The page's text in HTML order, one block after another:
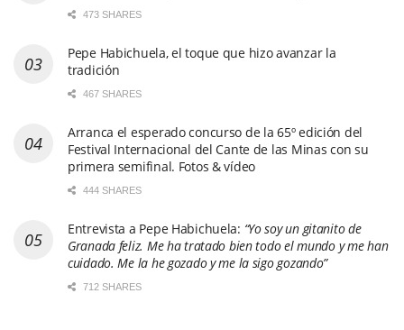
473 SHARES
Pepe Habichuela, el toque que hizo avanzar la
tradición
467 SHARES
Arranca el esperado concurso de la 65º edición del
Festival Internacional del Cante de las Minas con su
primera semifinal. Fotos & vídeo
444 SHARES
Entrevista a Pepe Habichuela: “Yo soy un gitanito de
Granada feliz. Me ha tratado bien todo el mundo y me han
cuidado. Me la he gozado y me la sigo gozando”
712 SHARES